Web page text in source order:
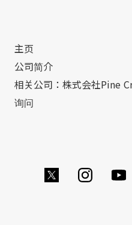
主页
公司简介
相关公司：株式会社Pine
询问